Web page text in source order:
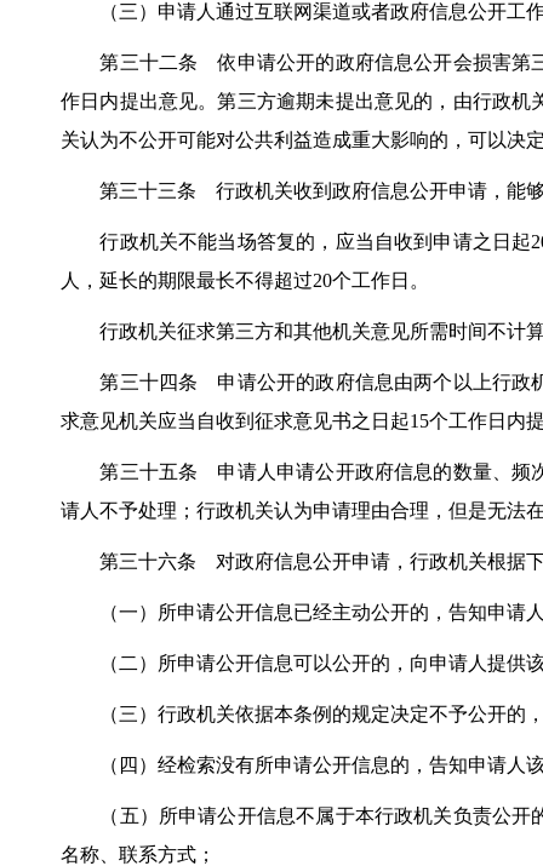
（三）申请人通过互联网渠道或者政府信息公开工
第三十二条 依申请公开的政府信息公开会损害第三
作日内提出意见。第三方逾期未提出意见的，由行政
关认为不公开可能对公共利益造成重大影响的，可以决
第三十三条 行政机关收到政府信息公开申请，能够
行政机关不能当场答复的，应当自收到申请之日起
人，延长的期限最长不得超过20个工作日。
行政机关征求第三方和其他机关意见所需时间不计
第三十四条 申请公开的政府信息由两个以上行政机
求意见机关应当自收到征求意见书之日起15个工作日内
第三十五条 申请人申请公开政府信息的数量、频次
请人不予处理；行政机关认为申请理由合理，但是无法
第三十六条 对政府信息公开申请，行政机关根据下
（一）所申请公开信息已经主动公开的，告知申请
（二）所申请公开信息可以公开的，向申请人提供
（三）行政机关依据本条例的规定决定不予公开的
（四）经检索没有所申请公开信息的，告知申请人
（五）所申请公开信息不属于本行政机关负责公开
名称、联系方式；